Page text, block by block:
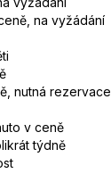
na vyžádání
nutná rezervace
v ceně
týdně